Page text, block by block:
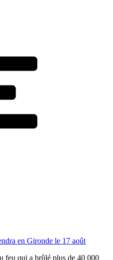
en Gironde le 17 août
feu qui a brûlé plus de 40 000